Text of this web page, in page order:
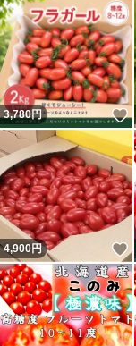
3,780円
4,900円